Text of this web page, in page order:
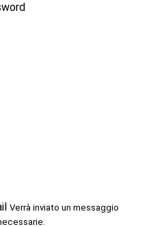
Verrà inviato un messaggio